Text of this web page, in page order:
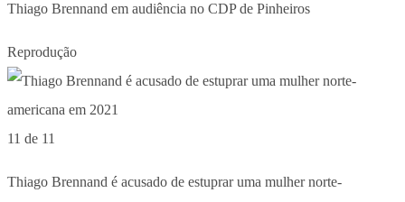
Thiago Brennand em audiência no CDP de Pinheiros
Reprodução
11 de 11
Thiago Brennand é acusado de estuprar uma mulher norte-